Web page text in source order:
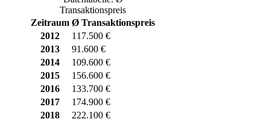
Transaktionspreis
Zeitraum Ø Transaktionspreis
2012
117.500 €
2013
91.600 €
2014
109.600 €
2015
156.600 €
2016
133.700 €
2017
174.900 €
2018
222.100 €